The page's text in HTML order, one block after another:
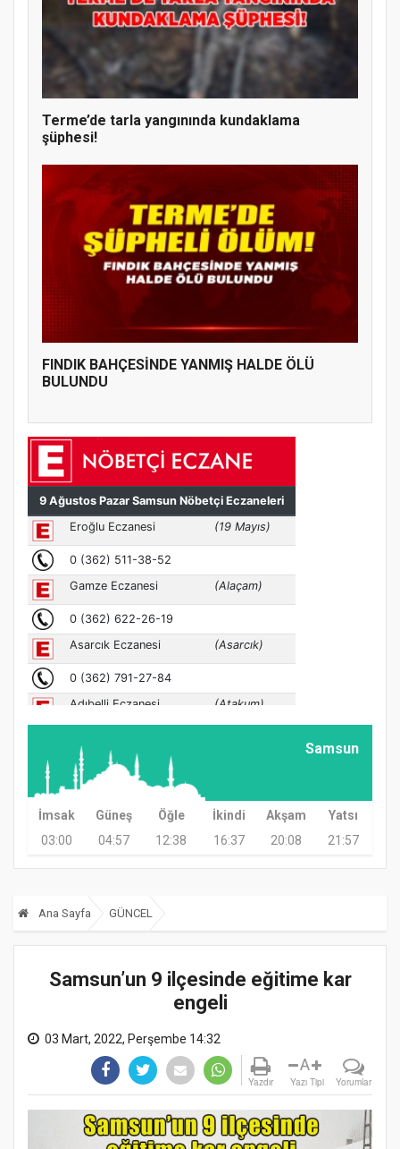
Terme’de tarla yangınında kundaklama
şüphesi!
FINDIK BAHÇESİNDE YANMIŞ HALDE ÖLÜ
BULUNDU
Samsun
İmsak Güneş Öğle İkindi Akşam
Yatsı
03:00
04:57 12:38 16:37 20:08 21:57
Ana Sayfa GÜNCEL
Samsun’un 9 ilçesinde eğitime kar
engeli
03 Mart, 2022, Perşembe 14:32
Yazdır
A
Yazı Tipi Yorumlar